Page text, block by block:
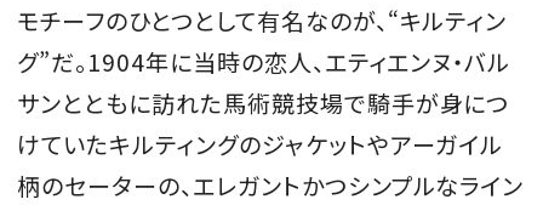
モチーフのひとつとして有名なのが、“キルティン
グ”だ。1904年に当時の恋人、エティエンヌ・バル
サンとともに訪れた馬術競技場で騎手が身につ
けていたキルティングのジャケットやアーガイル
柄のセーターの、エレガントかつシンプルなライン